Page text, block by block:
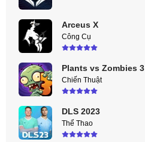
Arceus X
Công Cụ
Plants vs Zombies 3
Chiến Thuật
DLS 2023
Thể Thao